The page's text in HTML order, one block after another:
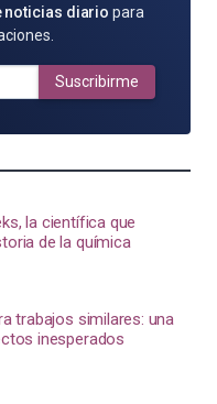
noticias diario para
Suscribirme
la científica que
de la química
trabajos similares: una
inesperados